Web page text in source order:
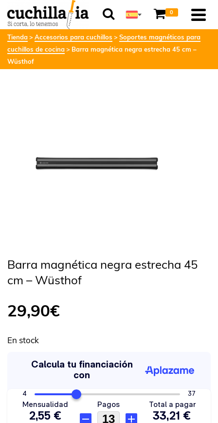
0
Tienda Accesorios para cuchillos
Soportes magnéticos para
cuchillos de cocina
Barra magnética negra estrecha 45 cm –
Wüsthof
Barra magnética negra estrecha 45
cm – Wüsthof
29,90€
En stock